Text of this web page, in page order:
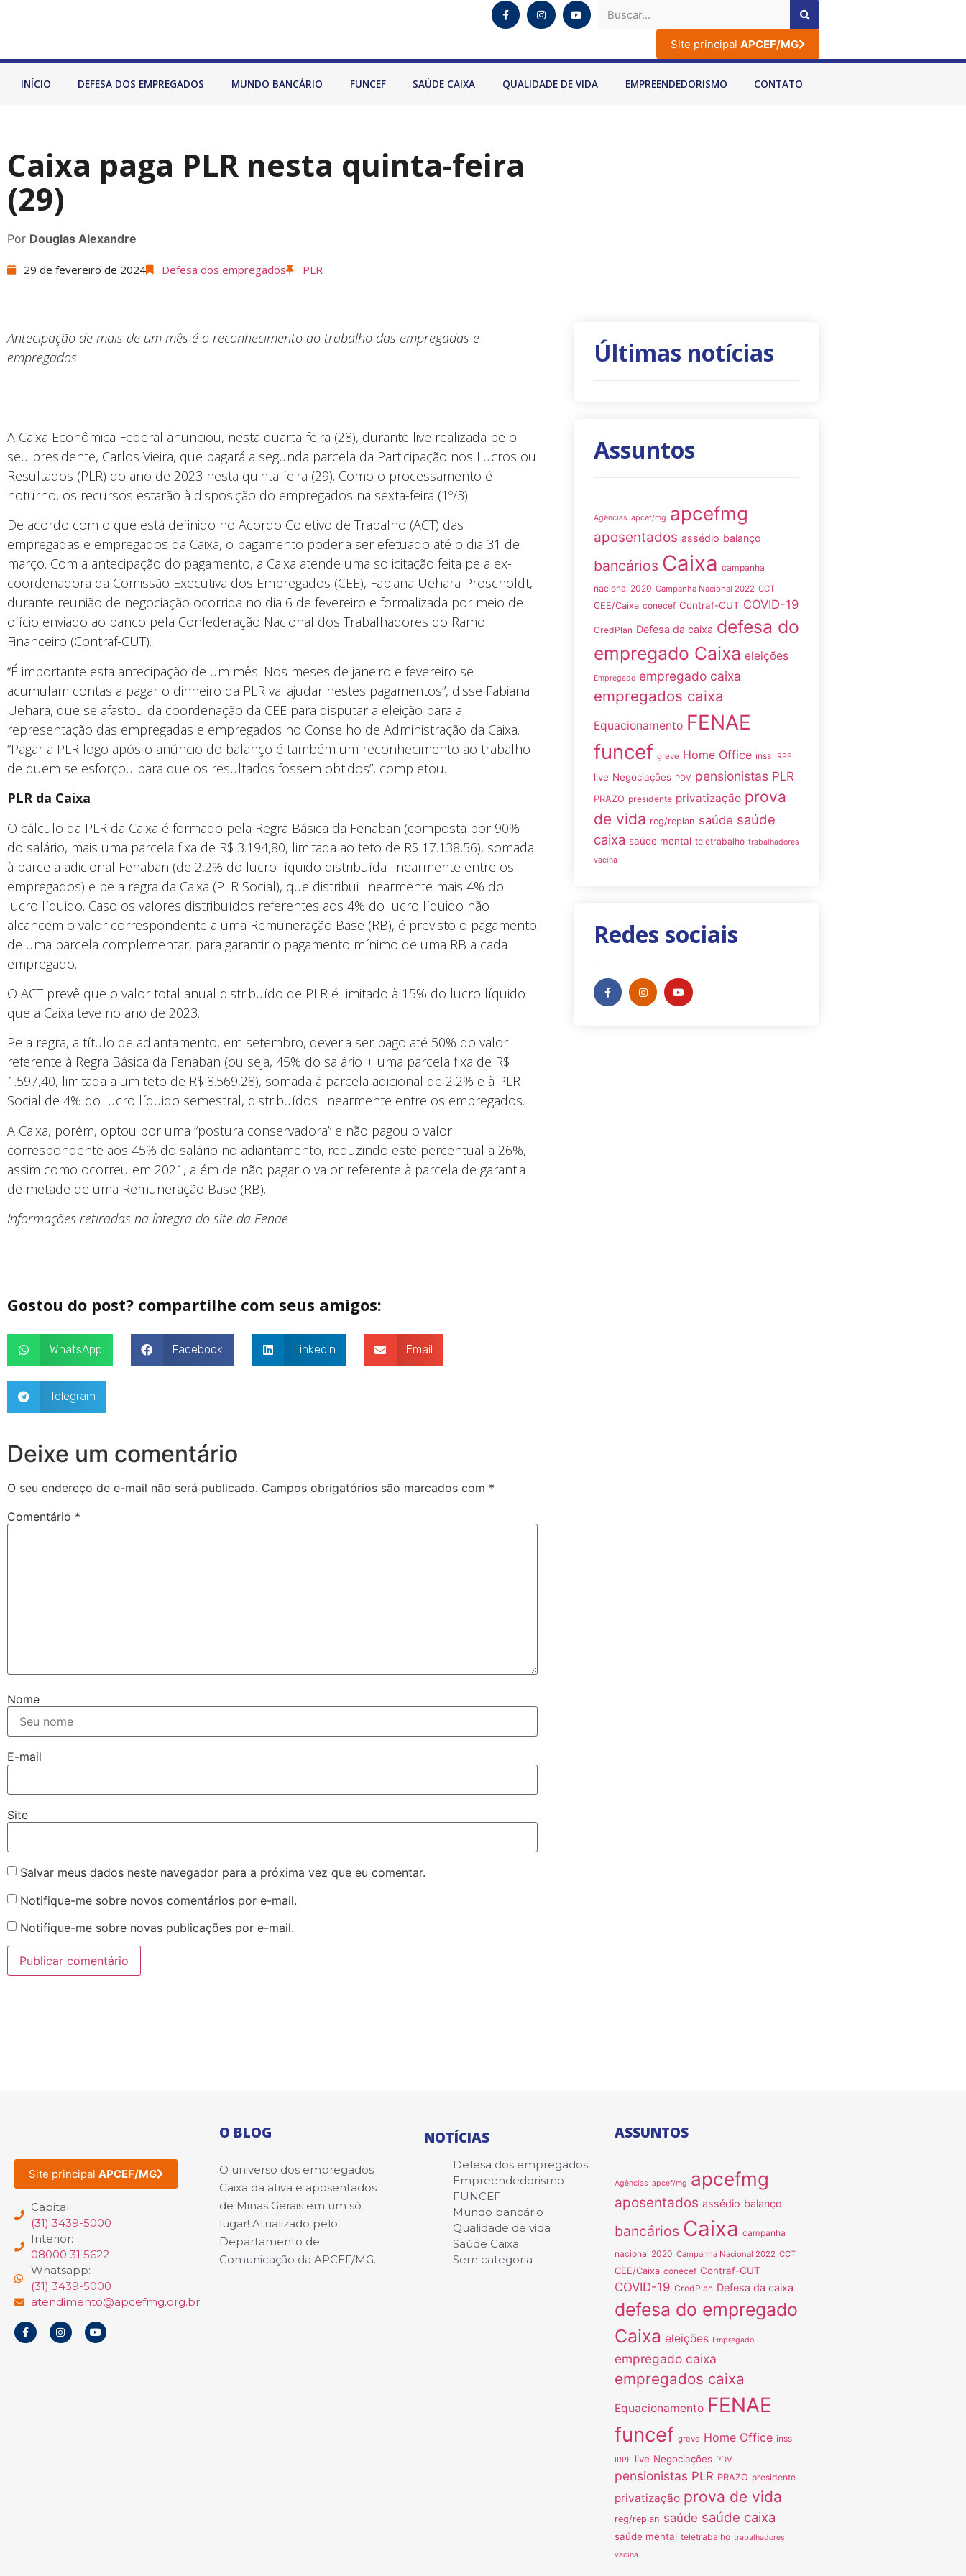
Site principal APCEF/MG
INÍCIO DEFESA DOS EMPREGADOS MUNDO BANCÁRIO FUNCEF SAÚDE CAIXA QUALIDADE DE VIDA EMPREENDEDORISMO CONTATO
Caixa paga PLR nesta quinta-feira
(29)
Por Douglas Alexandre
29 de fevereiro de 2024 Defesa dos empregados PLR
Antecipação de mais de um mês é o reconhecimento ao trabalho das empregadas e
empregados
A Caixa Econômica Federal anunciou, nesta quarta-feira (28), durante live realizada pelo
seu presidente, Carlos Vieira, que pagará a segunda parcela da Participação nos Lucros ou
Resultados (PLR) do ano de 2023 nesta quinta-feira (29). Como o processamento é
noturno, os recursos estarão à disposição do empregados na sexta-feira (1º/3).
De acordo com o que está definido no Acordo Coletivo de Trabalho (ACT) das
empregadas e empregados da Caixa, o pagamento poderia ser efetuado até o dia 31 de
março. Com a antecipação do pagamento, a Caixa atende uma solicitação feita pela ex-
coordenadora da Comissão Executiva dos Empregados (CEE), Fabiana Uehara Proscholdt,
durante reunião de negociação ocorrida no dia 6 de fevereiro e formalizada por meio de
ofício enviado ao banco pela Confederação Nacional dos Trabalhadores do Ramo
Financeiro (Contraf-CUT).
“É importante esta antecipação de um mês. Nos meses de janeiro e fevereiro se
acumulam contas a pagar o dinheiro da PLR vai ajudar nestes pagamentos”, disse Fabiana
Uehara, que se afastou da coordenação da CEE para disputar a eleição para a
representação das empregadas e empregados no Conselho de Administração da Caixa.
“Pagar a PLR logo após o anúncio do balanço é também um reconhecimento ao trabalho
de quem se esforçou para que os resultados fossem obtidos”, completou.
PLR da Caixa
O cálculo da PLR da Caixa é formado pela Regra Básica da Fenaban (composta por 90%
do salário, mais uma parcela fixa de R$ 3.194,80, limitada ao teto de R$ 17.138,56), somada
à parcela adicional Fenaban (de 2,2% do lucro líquido distribuída linearmente entre os
empregados) e pela regra da Caixa (PLR Social), que distribui linearmente mais 4% do
lucro líquido. Caso os valores distribuídos referentes aos 4% do lucro líquido não
alcancem o valor correspondente a uma Remuneração Base (RB), é previsto o pagamento
de uma parcela complementar, para garantir o pagamento mínimo de uma RB a cada
empregado.
O ACT prevê que o valor total anual distribuído de PLR é limitado à 15% do lucro líquido
que a Caixa teve no ano de 2023.
Pela regra, a título de adiantamento, em setembro, deveria ser pago até 50% do valor
referente à Regra Básica da Fenaban (ou seja, 45% do salário + uma parcela fixa de R$
1.597,40, limitada a um teto de R$ 8.569,28), somada à parcela adicional de 2,2% e à PLR
Social de 4% do lucro líquido semestral, distribuídos linearmente entre os empregados.
A Caixa, porém, optou por uma “postura conservadora” e não pagou o valor
correspondente aos 45% do salário no adiantamento, reduzindo este percentual a 26%,
assim como ocorreu em 2021, além de não pagar o valor referente à parcela de garantia
de metade de uma Remuneração Base (RB).
Informações retiradas na íntegra do site da Fenae
Gostou do post? compartilhe com seus amigos:
WhatsApp Facebook LinkedIn Email
Telegram
Deixe um comentário
O seu endereço de e-mail não será publicado. Campos obrigatórios são marcados com *
Comentário *
Nome
E-mail
Site
Salvar meus dados neste navegador para a próxima vez que eu comentar.
Notifique-me sobre novos comentários por e-mail.
Notifique-me sobre novas publicações por e-mail.
Últimas notícias
Assuntos
Agências apcef/mg apcefmg
aposentados assédio balanço
bancários Caixa campanha
nacional 2020 Campanha Nacional 2022 CCT
CEE/Caixa conecef Contraf-CUT COVID-19
CredPlan Defesa da caixa defesa do
empregado Caixa eleições
Empregado empregado caixa
empregados caixa
Equacionamento FENAE
funcef greve Home Office inss IRPF
live Negociações PDV pensionistas PLR
PRAZO presidente privatização prova
de vida reg/replan saúde saúde
caixa saúde mental teletrabalho trabalhadores
vacina
Redes sociais
Site principal APCEF/MG
Capital:
(31) 3439-5000
Interior:
08000 31 5622
Whatsapp:
(31) 3439-5000
atendimento@apcefmg.org.br
O BLOG
O universo dos empregados
Caixa da ativa e aposentados
de Minas Gerais em um só
lugar! Atualizado pelo
Departamento de
Comunicação da APCEF/MG.
NOTÍCIAS
Defesa dos empregados
Empreendedorismo
FUNCEF
Mundo bancário
Qualidade de vida
Saúde Caixa
Sem categoria
ASSUNTOS
Agências apcef/mg apcefmg
aposentados assédio balanço
bancários Caixa campanha
nacional 2020 Campanha Nacional 2022 CCT
CEE/Caixa conecef Contraf-CUT
COVID-19 CredPlan Defesa da caixa
defesa do empregado
Caixa eleições Empregado
empregado caixa
empregados caixa
Equacionamento FENAE
funcef greve Home Office inss
IRPF live Negociações PDV
pensionistas PLR PRAZO presidente
privatização prova de vida
reg/replan saúde saúde caixa
saúde mental teletrabalho trabalhadores
vacina